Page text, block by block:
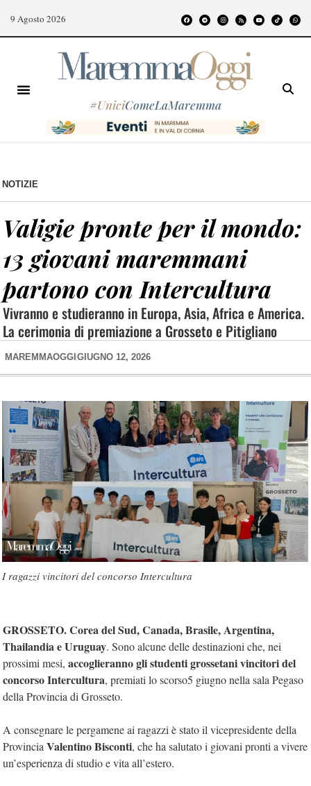
9 Agosto 2026
#UniciComeLaMaremma
NOTIZIE
Valigie pronte per il mondo:
13 giovani maremmani
partono con Intercultura
Vivranno e studieranno in Europa, Asia, Africa e America.
La cerimonia di premiazione a Grosseto e Pitigliano
MAREMMAOGGI GIUGNO 12, 2026
I ragazzi vincitori del concorso Intercultura
GROSSETO.Corea del Sud, Canada, Brasile, Argentina,
Thailandia e Uruguay. Sono alcune delle destinazioni che, nei
prossimi mesi, accoglieranno gli studenti grossetani vincitori del
concorsoIntercultura, premiati lo scorso5 giugno nella sala Pegaso
della Provincia di Grosseto.
A consegnare le pergamene ai ragazzi è stato il vicepresidente della
Provincia Valentino Bisconti, che ha salutato i giovani pronti a vivere
un’esperienza di studio e vita all’estero.